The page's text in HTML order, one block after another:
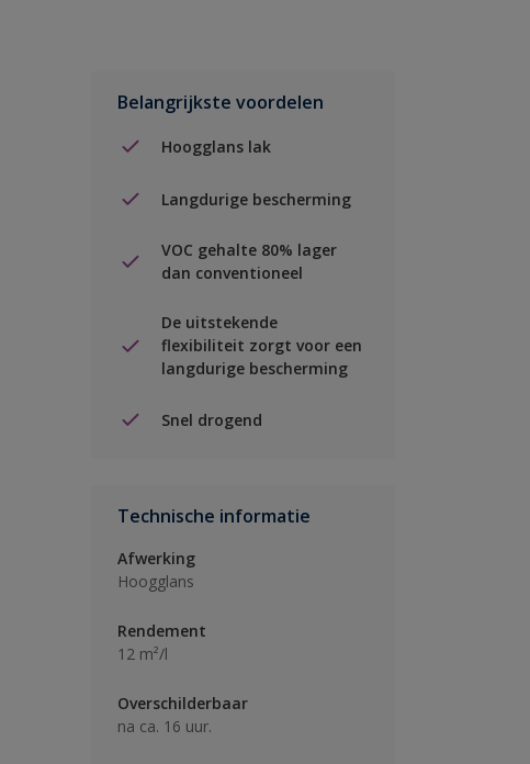
Belangrijkste voordelen
Hoogglans lak
Langdurige bescherming
VOC gehalte 80% lager
dan conventioneel
De uitstekende
flexibiliteit zorgt voor een
langdurige bescherming
Snel drogend
Technische informatie
Afwerking
Hoogglans
Rendement
12 m²/l
Overschilderbaar
na ca. 16 uur.